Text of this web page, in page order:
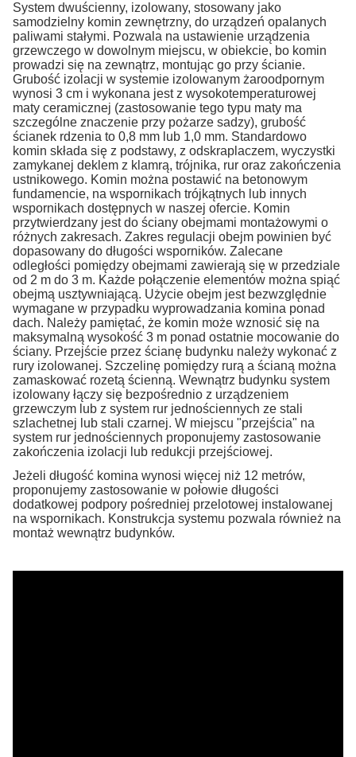
System dwuścienny, izolowany, stosowany jako
samodzielny komin zewnętrzny, do urządzeń opalanych
paliwami stałymi. Pozwala na ustawienie urządzenia
grzewczego w dowolnym miejscu, w obiekcie, bo komin
prowadzi się na zewnątrz, montując go przy ścianie.
Grubość izolacji w systemie izolowanym żaroodpornym
wynosi 3 cm i wykonana jest z wysokotemperaturowej
maty ceramicznej (zastosowanie tego typu maty ma
szczególne znaczenie przy pożarze sadzy), grubość
ścianek rdzenia to 0,8 mm lub 1,0 mm. Standardowo
komin składa się z podstawy, z odskraplaczem, wyczystki
zamykanej deklem z klamrą, trójnika, rur oraz zakończenia
ustnikowego. Komin można postawić na betonowym
fundamencie, na wspornikach trójkątnych lub innych
wspornikach dostępnych w naszej ofercie. Komin
przytwierdzany jest do ściany obejmami montażowymi o
różnych zakresach. Zakres regulacji obejm powinien być
dopasowany do długości wsporników. Zalecane
odległości pomiędzy obejmami zawierają się w przedziale
od 2 m do 3 m. Każde połączenie elementów można spiąć
obejmą usztywniającą. Użycie obejm jest bezwzględnie
wymagane w przypadku wyprowadzania komina ponad
dach. Należy pamiętać, że komin może wznosić się na
maksymalną wysokość 3 m ponad ostatnie mocowanie do
ściany. Przejście przez ścianę budynku należy wykonać z
rury izolowanej. Szczelinę pomiędzy rurą a ścianą można
zamaskować rozetą ścienną. Wewnątrz budynku system
izolowany łączy się bezpośrednio z urządzeniem
grzewczym lub z system rur jednościennych ze stali
szlachetnej lub stali czarnej. W miejscu "przejścia" na
system rur jednościennych proponujemy zastosowanie
zakończenia izolacji lub redukcji przejściowej.
Jeżeli długość komina wynosi więcej niż 12 metrów,
proponujemy zastosowanie w połowie długości
dodatkowej podpory pośredniej przelotowej instalowanej
na wspornikach. Konstrukcja systemu pozwala również na
montaż wewnątrz budynków.